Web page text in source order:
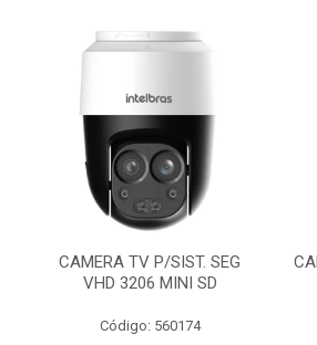
CAMERA TV P/SIST. SEG
VHD 3206 MINI SD
Código: 560174